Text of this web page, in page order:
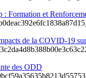
Formation et
de la COVID-19
des ODD